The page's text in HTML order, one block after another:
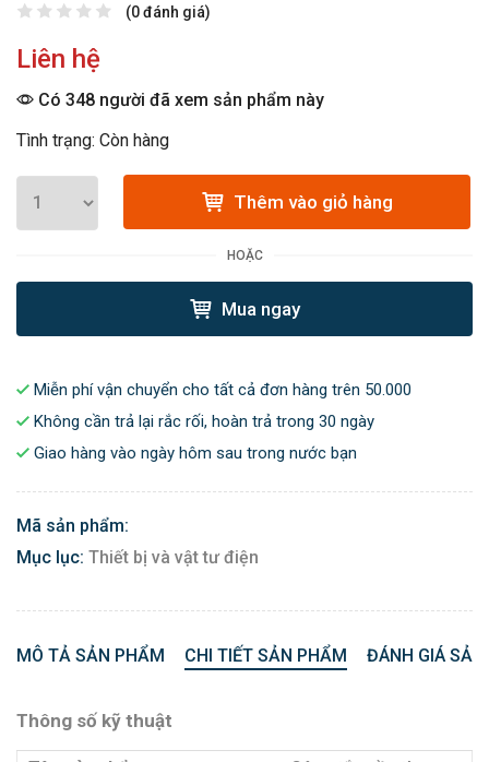
(0 đánh giá)
Liên hệ
Có 348 người đã xem sản phẩm này
Tình trạng: Còn hàng
Thêm vào giỏ hàng
HOẶC
Mua ngay
Miễn phí vận chuyển cho tất cả đơn hàng trên 50.000
Không cần trả lại rắc rối, hoàn trả trong 30 ngày
Giao hàng vào ngày hôm sau trong nước bạn
Mã sản phẩm:
Mục lục: Thiết bị và vật tư điện
MÔ TẢ SẢN PHẨM CHI TIẾT SẢN PHẨM ĐÁNH GIÁ
Thông số kỹ thuật